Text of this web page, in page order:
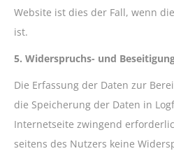
Website ist dies der Fall, wenn
ist.
5. Widerspruchs- und
Die Erfassung der Daten zur
die Speicherung der Daten in
Internetseite zwingend
seitens des Nutzers keine